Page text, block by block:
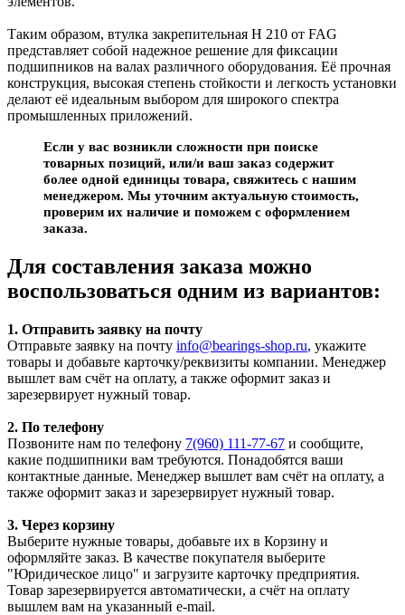
Таким образом, втулка закрепительная H 210 от FAG
представляет собой надежное решение для фиксации
подшипников на валах различного оборудования. Её прочная
конструкция, высокая степень стойкости и легкость установки
делают её идеальным выбором для широкого спектра
промышленных приложений.
Если у вас возникли сложности при поиске
товарных позиций, или/и ваш заказ содержит
более одной единицы товара, свяжитесь с нашим
менеджером. Мы уточним актуальную стоимость,
проверим их наличие и поможем с оформлением
заказа.
Для составления заказа можно
воспользоваться одним из вариантов:
1. Отправить заявку на почту
Отправьте заявку на почту info@bearings-shop.ru, укажите
товары и добавьте карточку/реквизиты компании. Менеджер
вышлет вам счёт на оплату, а также оформит заказ и
зарезервирует нужный товар.
2. По телефону
Позвоните нам по телефону 7(960) 111-77-67 и сообщите,
какие подшипники вам требуются. Понадобятся ваши
контактные данные. Менеджер вышлет вам счёт на оплату, а
также оформит заказ и зарезервирует нужный товар.
3. Через корзину
Выберите нужные товары, добавьте их в Корзину и
оформляйте заказ. В качестве покупателя выберите
"Юридическое лицо" и загрузите карточку предприятия.
Товар зарезервируется автоматически, а счёт на оплату
вышлем вам на указанный e-mail.